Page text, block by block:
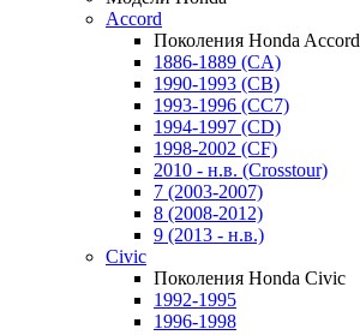
Accord
Поколения Honda Accord
1886-1889 (CA)
1990-1993 (CB)
1993-1996 (CC7)
1994-1997 (CD)
1998-2002 (CF)
2010 - н.в. (Crosstour)
7 (2003-2007)
8 (2008-2012)
9 (2013 - н.в.)
Civic
Поколения Honda Civic
1992-1995
1996-1998